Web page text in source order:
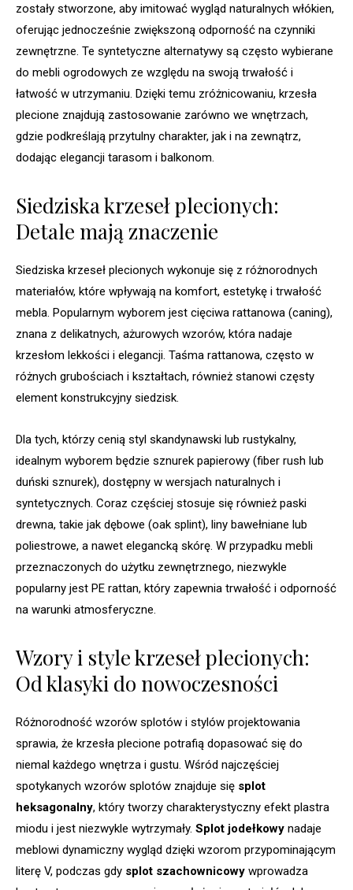
zostały stworzone, aby imitować wygląd naturalnych włókien,
oferując jednocześnie zwiększoną odporność na czynniki
zewnętrzne. Te syntetyczne alternatywy są często wybierane
do mebli ogrodowych ze względu na swoją trwałość i
łatwość w utrzymaniu. Dzięki temu zróżnicowaniu, krzesła
plecione znajdują zastosowanie zarówno we wnętrzach,
gdzie podkreślają przytulny charakter, jak i na zewnątrz,
dodając elegancji tarasom i balkonom.
Siedziska krzeseł plecionych:
Detale mają znaczenie
Siedziska krzeseł plecionych wykonuje się z różnorodnych
materiałów, które wpływają na komfort, estetykę i trwałość
mebla. Popularnym wyborem jest cięciwa rattanowa (caning),
znana z delikatnych, ażurowych wzorów, która nadaje
krzesłom lekkości i elegancji. Taśma rattanowa, często w
różnych grubościach i kształtach, również stanowi częsty
element konstrukcyjny siedzisk.
Dla tych, którzy cenią styl skandynawski lub rustykalny,
idealnym wyborem będzie sznurek papierowy (fiber rush lub
duński sznurek), dostępny w wersjach naturalnych i
syntetycznych. Coraz częściej stosuje się również paski
drewna, takie jak dębowe (oak splint), liny bawełniane lub
poliestrowe, a nawet elegancką skórę. W przypadku mebli
przeznaczonych do użytku zewnętrznego, niezwykle
popularny jest PE rattan, który zapewnia trwałość i odporność
na warunki atmosferyczne.
Wzory i style krzeseł plecionych:
Od klasyki do nowoczesności
Różnorodność wzorów splotów i stylów projektowania
sprawia, że krzesła plecione potrafią dopasować się do
niemal każdego wnętrza i gustu. Wśród najczęściej
spotykanych wzorów splotów znajduje się splot
heksagonalny, który tworzy charakterystyczny efekt plastra
miodu i jest niezwykle wytrzymały. Splot jodełkowy nadaje
meblowi dynamiczny wygląd dzięki wzorom przypominającym
literę V, podczas gdy splot szachownicowy wprowadza